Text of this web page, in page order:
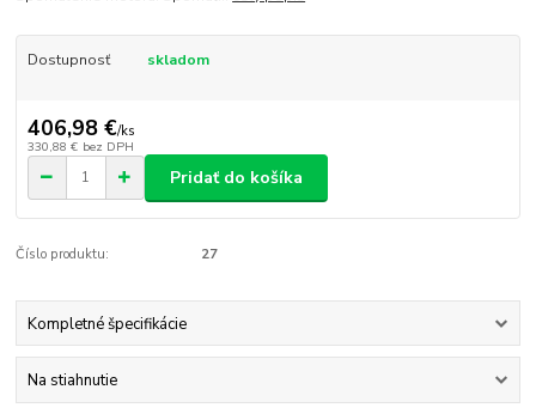
Dostupnosť skladom
406,98 €/ks
330,88 € bez DPH
Pridať do košíka
Číslo produktu: 27
Kompletné špecifikácie
Na stiahnutie